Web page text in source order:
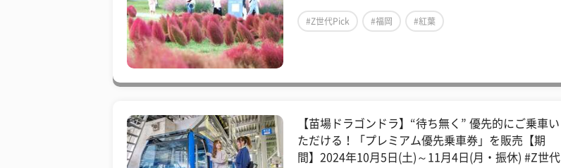
#Z世代Pick #福岡 #紅葉
【苗場ドラゴンドラ】“待ち無く” 優先的にご乗車い
ただける！「プレミアム優先乗車券」を販売【期
間】2024年10月5日(土)～11月4日(月・振休) #Z世代